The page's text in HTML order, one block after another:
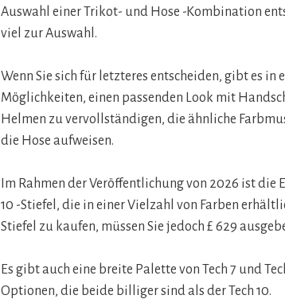
Auswahl einer Trikot- und Hose -Kombination
viel zur Auswahl.
Wenn Sie sich für letzteres entscheiden, gibt es in
Möglichkeiten, einen passenden Look mit
Helmen zu vervollständigen, die ähnliche
die Hose aufweisen.
Im Rahmen der Veröffentlichung von 2026 ist die
10 -Stiefel, die in einer Vielzahl von Farben
Stiefel zu kaufen, müssen Sie jedoch £ 629
Es gibt auch eine breite Palette von Tech 7 und
Optionen, die beide billiger sind als der Tech 10.